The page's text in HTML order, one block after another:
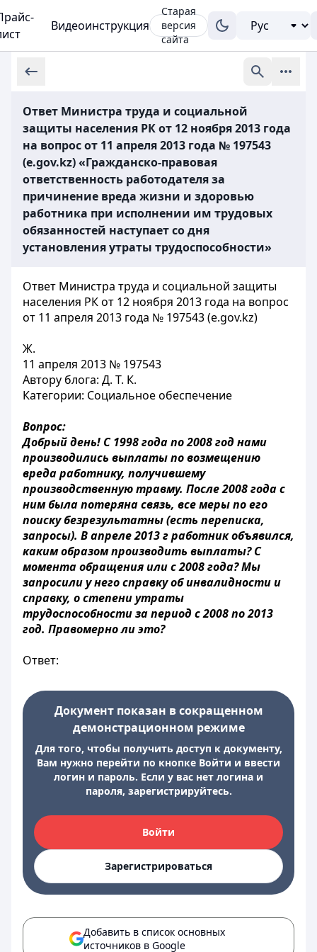
Видеоинструкция
Старая
версия
сайта
Ответ Министра труда и социальной
защиты населения РК от 12 ноября 2013 года
на вопрос от 11 апреля 2013 года № 197543
(e.gov.kz) «Гражданско-правовая
ответственность работодателя за
причинение вреда жизни и здоровью
работника при исполнении им трудовых
обязанностей наступает со дня
установления утраты трудоспособности»
Ответ Министра труда и социальной защиты
населения РК от 12 ноября 2013 года на вопрос
от 11 апреля 2013 года № 197543 (e.gov.kz)
Ж.
11 апреля 2013 № 197543
Автору блога: Д. Т. К.
Категории: Социальное обеспечение
Вопрос:
Добрый день! С 1998 года по 2008 год нами
производились выплаты по возмещению
вреда работнику, получившему
производственную травму. После 2008 года с
ним была потеряна связь, все меры по его
поиску безрезультатны (есть переписка,
запросы). В апреле 2013 г работник объявился,
каким образом производить выплаты? С
момента обращения или с 2008 года? Мы
запросили у него справку об инвалидности и
справку, о степени утраты
трудоспособности за период с 2008 по 2013
год. Правомерно ли это?
Ответ:
Документ показан в сокращенном
демонстрационном режиме
Для того, чтобы получить доступ к документу,
Вам нужно перейти по кнопке Войти и ввести
логин и пароль. Если у вас нет логина и
пароля, зарегистрируйтесь.
Войти
Зарегистрироваться
Добавить в список основных
источников в Google